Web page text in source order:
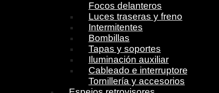
Focos delanteros
Luces traseras y freno
Intermitentes
Bombillas
Tapas y soportes
Iluminación auxiliar
Cableado e interruptores
Tornillería y accesorios